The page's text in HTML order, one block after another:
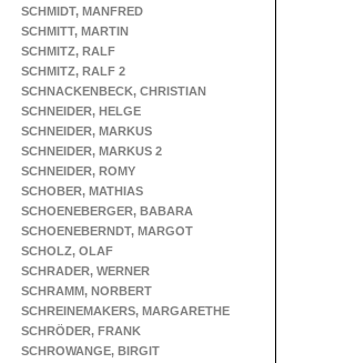
SCHMIDT, MANFRED
SCHMITT, MARTIN
SCHMITZ, RALF
SCHMITZ, RALF 2
SCHNACKENBECK, CHRISTIAN
SCHNEIDER, HELGE
SCHNEIDER, MARKUS
SCHNEIDER, MARKUS 2
SCHNEIDER, ROMY
SCHOBER, MATHIAS
SCHOENEBERGER, BABARA
SCHOENEBERNDT, MARGOT
SCHOLZ, OLAF
SCHRADER, WERNER
SCHRAMM, NORBERT
SCHREINEMAKERS, MARGARETHE
SCHRÖDER, FRANK
SCHROWANGE, BIRGIT